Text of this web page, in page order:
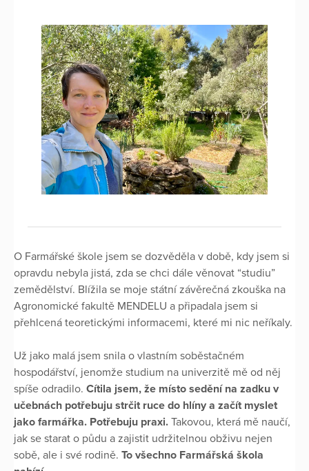
O Farmářské škole jsem se dozvěděla v době, kdy jsem si
opravdu nebyla jistá, zda se chci dále věnovat “studiu”
zemědělství. Blížila se moje státní závěrečná zkouška na
Agronomické fakultě MENDELU a připadala jsem si
přehlcená teoretickými informacemi, které mi nic neříkaly.
Už jako malá jsem snila o vlastním soběstačném
hospodářství, jenomže studium na univerzitě mě od něj
spíše odradilo. Cítila jsem, že místo sedění na zadku v
učebnách potřebuju strčit ruce do hlíny a začít myslet
jako farmářka. Potřebuju praxi. Takovou, která mě naučí,
jak se starat o půdu a zajistit udržitelnou obživu nejen
sobě, ale i své rodině. To všechno Farmářská škola